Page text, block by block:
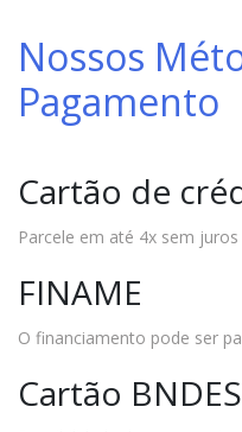
Nossos
Pagamento
Cartão de
Parcele em até 4x sem
FINAME
O financiamento pode ser
Cartão BNDES